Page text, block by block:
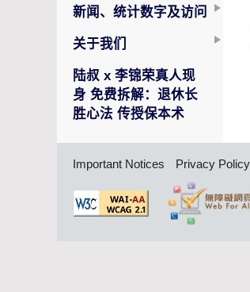
新闻、统计数字及访问
关于我们
陆叔 x 李锦荣真人现
身 免费拆解：退休长
胜心法 传授保本术
Important Notices Privacy Policy